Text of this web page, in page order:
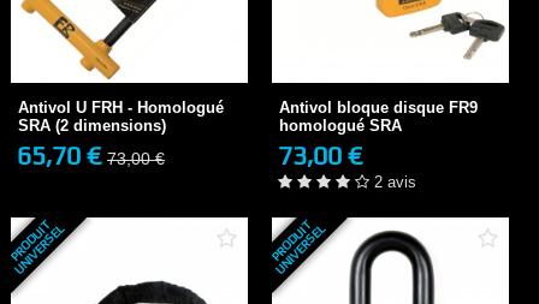
Antivol U FRH - Homologué
SRA (2 dimensions)
65,70 € 73,00 €
Antivol U FRH - Homologué
SRA (2 dimensions)
65,70 €
+ DE DÉTAILS
Antivol bloque disque FR9
homologué SRA
73,00 €
Antivol bloque disque FR9
73,00 €
2 avis
+ DE DÉTAILS
2 avis
P
R
O
D
U
I
T
U
N
I
V
E
R
S
E
L P
R
O
D
U
I
T
U
N
I
V
E
R
S
E
L